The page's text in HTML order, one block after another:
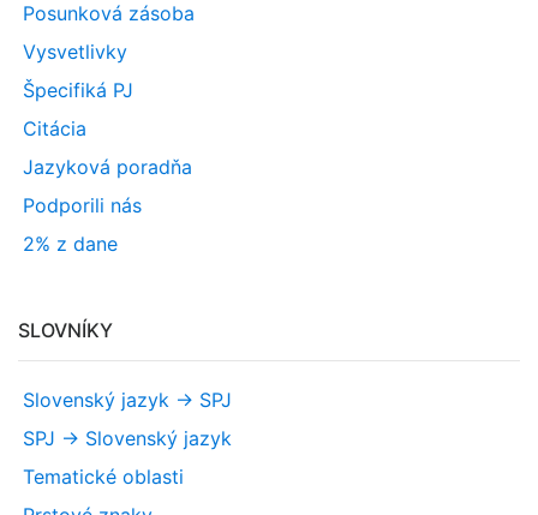
Posunková zásoba
Vysvetlivky
Špecifiká PJ
Citácia
Jazyková poradňa
Podporili nás
2% z dane
SLOVNÍKY
Slovenský jazyk -> SPJ
SPJ -> Slovenský jazyk
Tematické oblasti